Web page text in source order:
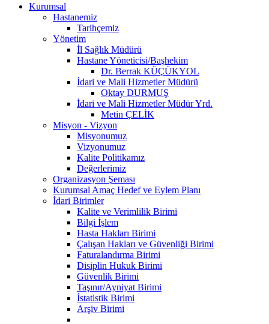
Kurumsal
Hastanemiz
Tarihçemiz
Yönetim
İl Sağlık Müdürü
Hastane Yöneticisi/Başhekim
Dr. Berrak KÜÇÜKYOL
İdari ve Mali Hizmetler Müdürü
Oktay DURMUŞ
İdari ve Mali Hizmetler Müdür Yrd.
Metin ÇELİK
Misyon - Vizyon
Misyonumuz
Vizyonumuz
Kalite Politikamız
Değerlerimiz
Organizasyon Şeması
Kurumsal Amaç Hedef ve Eylem Planı
İdari Birimler
Kalite ve Verimlilik Birimi
Bilgi İşlem
Hasta Hakları Birimi
Çalışan Hakları ve Güvenliği Birimi
Faturalandırma Birimi
Disiplin Hukuk Birimi
Güvenlik Birimi
Taşınır/Ayniyat Birimi
İstatistik Birimi
Arşiv Birimi